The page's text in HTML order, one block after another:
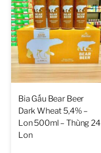
Bia Gấu Bear Beer
Dark Wheat 5,4% –
Lon 500ml – Thùng 24
Lon